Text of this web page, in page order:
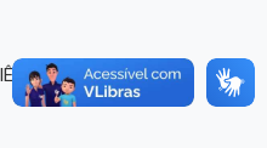
TECNOLOGIA,